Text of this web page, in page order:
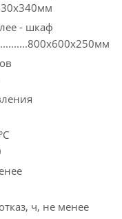
- шкаф
ч, не менее